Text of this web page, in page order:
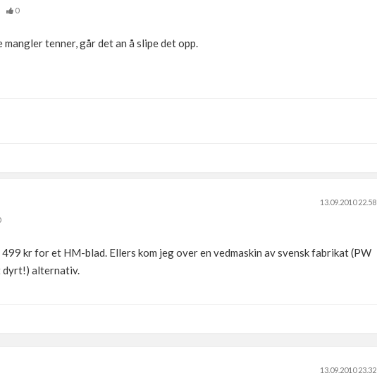
0
tenner, går det an å slipe det opp.
13.09.2010 22.58
kr for et HM-blad. Ellers kom jeg over en vedmaskin av svensk fabrikat (PW
dyrt!) alternativ.
13.09.2010 23.32